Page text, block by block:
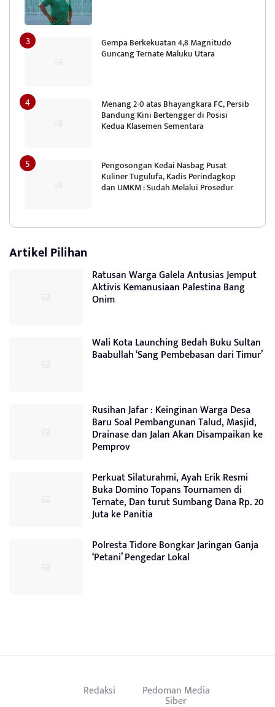
Gempa Berkekuatan 4,8 Magnitudo
Guncang Ternate Maluku Utara
Menang 2-0 atas Bhayangkara FC, Persib
Bandung Kini Bertengger di Posisi
Kedua Klasemen Sementara
Pengosongan Kedai Nasbag Pusat
Kuliner Tugulufa, Kadis Perindagkop
dan UMKM : Sudah Melalui Prosedur
Artikel Pilihan
Ratusan Warga Galela Antusias Jemput
Aktivis Kemanusiaan Palestina Bang
Onim
Wali Kota Launching Bedah Buku Sultan
Baabullah ‘Sang Pembebasan dari Timur’
Rusihan Jafar : Keinginan Warga Desa
Baru Soal Pembangunan Talud, Masjid,
Drainase dan Jalan Akan Disampaikan ke
Pemprov
Perkuat Silaturahmi, Ayah Erik Resmi
Buka Domino Topans Tournamen di
Ternate, Dan turut Sumbang Dana Rp. 20
Juta ke Panitia
Polresta Tidore Bongkar Jaringan Ganja
‘Petani’ Pengedar Lokal
Redaksi Pedoman Media
Siber